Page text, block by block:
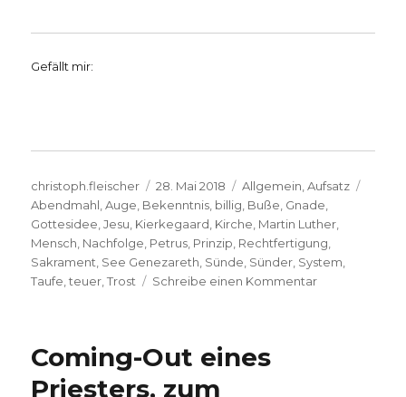
Gefällt mir:
Autor
christoph.fleischer
Veröffentlicht
am
28. Mai 2018 Kategorien
Allgemein ,Aufsatz
Abendmahl ,Auge Bekenntnis billig Buße Gnade
Gottesidee ,Jesu Kierkegaard Kirche Martin Luther
Mensch Nachfolge Petrus Prinzip Rechtfertigung
Sakrament See Genezareth Sünde Sünder System
Taufe ,teuer ,Trost Schreibe einen Kommentarzu
Coming-Out eines
Priesters, zum